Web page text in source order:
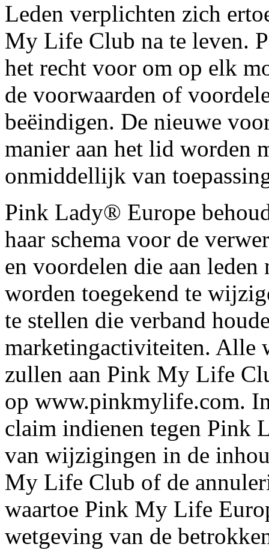
Leden verplichten zich
My Life Club na te leven.
het recht voor om op elk
de voorwaarden of
beëindigen. De nieuwe
manier aan het lid worden
onmiddellijk van
Pink Lady® Europe
haar schema voor de
en voordelen die aan leden
worden toegekend te
te stellen die verband
marketingactiviteiten. Alle
zullen aan Pink My Life
op www.pinkmylife.com.
claim indienen tegen Pink
van wijzigingen in de
My Life Club of de
waartoe Pink My Life
wetgeving van de